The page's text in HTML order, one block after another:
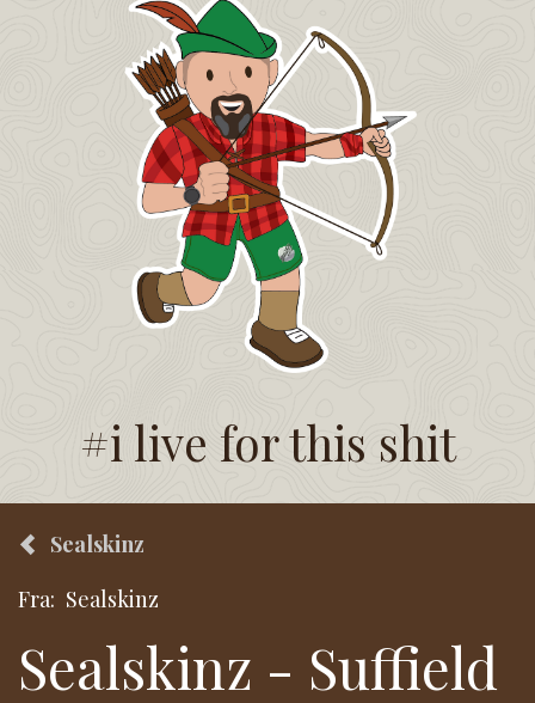
#i live for this shit
Sealskinz
Fra: Sealskinz
Sealskinz - Suffield